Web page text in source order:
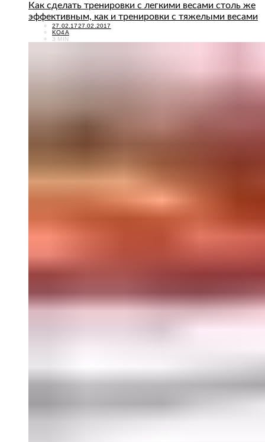
Как сделать тренировки с легкими весами столь же
эффективным, как и тренировки с тяжелыми весами
POSTED
ON
27.02.1727.02.2017
KO4A
3 MIN